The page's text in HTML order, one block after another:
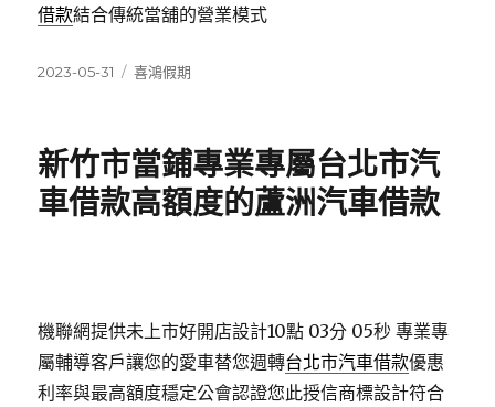
借款結合傳統當舖的營業模式
發
2023-05-31
分
喜鴻假期
新竹市當鋪專業專屬台北市汽
車借款高額度的蘆洲汽車借款
機聯網提供未上市好開店設計10點 03分 05秒 專業專
屬輔導客戶讓您的愛車替您週轉台北市汽車借款優惠
利率與最高額度穩定公會認證您此授信商標設計符合